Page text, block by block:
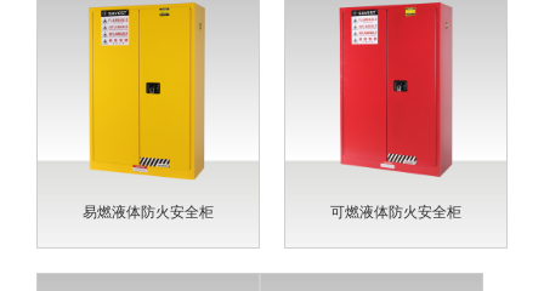
易燃液体防火安全柜 可燃液体防火安全柜